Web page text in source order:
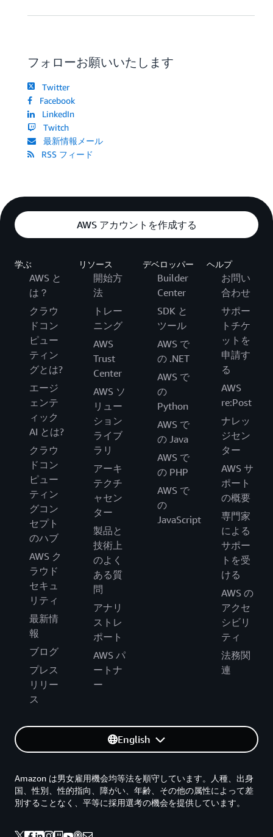
フォローお願いいたします
Twitter
Facebook
LinkedIn
Twitch
最新情報メール
RSS フィード
AWS アカウントを作成する
学ぶ
AWS と
は？
クラウ
ドコン
ピュー
ティン
グとは?
エージ
ェンテ
ィック
AI とは?
クラウ
ドコン
ピュー
ティン
グコン
セプト
のハブ
AWS ク
ラウド
セキュ
リティ
最新情
報
ブログ
プレス
リリー
ス
リソース
開始方
法
トレー
ニング
AWS
Trust
Center
AWS ソ
リュー
ション
ライブ
ラリ
アーキ
テクチ
ャセン
ター
製品と
技術上
のよく
ある質
問
アナリ
ストレ
ポート
AWS パ
ートナ
ー
デベロッパー
Builder
Center
SDK と
ツール
AWS で
の .NET
AWS で
の
Python
AWS で
の Java
AWS で
の PHP
AWS で
の
JavaScript
ヘルプ
お問い
合わせ
サポー
トチケ
ットを
申請す
る
AWS
re:Post
ナレッ
ジセン
ター
AWS サ
ポート
の概要
専門家
による
サポー
トを受
ける
AWS の
アクセ
シビリ
ティ
法務関
連
English
Amazon は男女雇用機会均等法を順守しています。人種、出身
国、性別、性的指向、障がい、年齢、その他の属性によって差
別することなく、平等に採用選考の機会を提供しています。